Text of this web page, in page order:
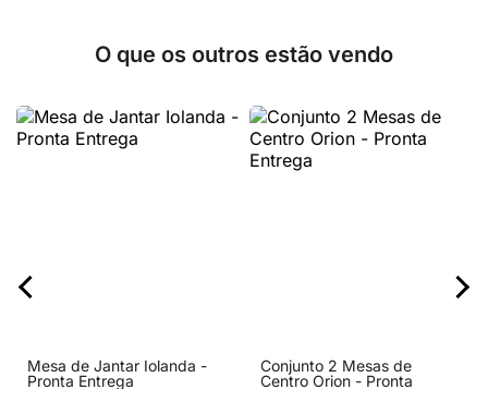
O que os outros estão vendo
Mesa de Jantar Iolanda -
Pronta Entrega
Conjunto 2 Mesas de
Centro Orion - Pronta